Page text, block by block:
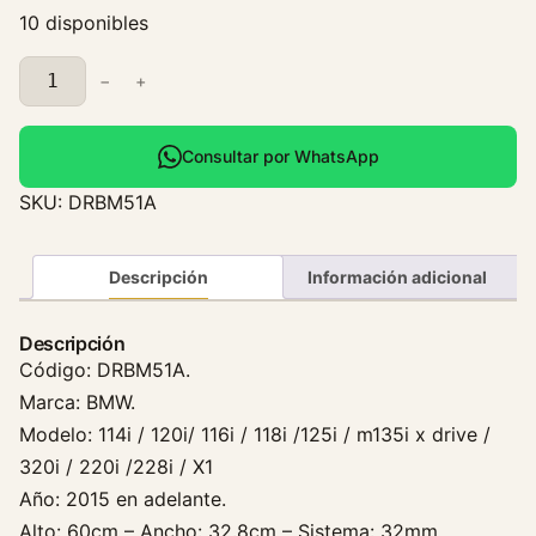
10 disponibles
R
a
d
a
d
B
w
1
2
0
i
S
e
− +
Consultar por WhatsApp
SKU: DRBM51A
Descripción Información adicional
Descripción
Código: DRBM51A.
Marca: BMW.
Modelo: 114i / 120i/ 116i / 118i /125i / m135i x drive /
320i / 220i /228i / X1
Año: 2015 en adelante.
Alto: 60cm – Ancho: 32.8cm – Sistema: 32mm